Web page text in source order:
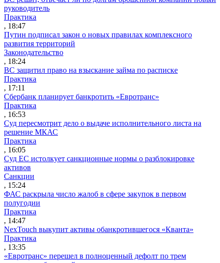
руководитель
Практика
, 18:47
Путин подписал закон о новых правилах комплексного
развития территорий
Законодательство
, 18:24
ВС защитил право на взыскание займа по расписке
Практика
, 17:11
Сбербанк планирует банкротить «Евротранс»
Практика
, 16:53
Суд пересмотрит дело о выдаче исполнительного листа на
решение МКАС
Практика
, 16:05
Суд ЕС истолкует санкционные нормы о разблокировке
активов
Санкции
, 15:24
ФАС раскрыла число жалоб в сфере закупок в первом
полугодии
Практика
, 14:47
NexTouch выкупит активы обанкротившегося «Кванта»
Практика
, 13:35
«Евротранс» перешел в полноценный дефолт по трем